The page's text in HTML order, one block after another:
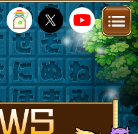
STORY NEWS
FAQ